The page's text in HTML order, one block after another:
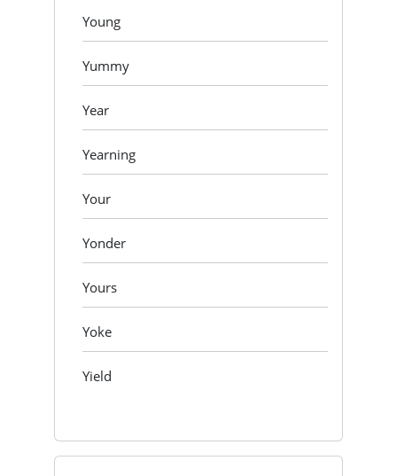
Young
Yummy
Year
Yearning
Your
Yonder
Yours
Yoke
Yield